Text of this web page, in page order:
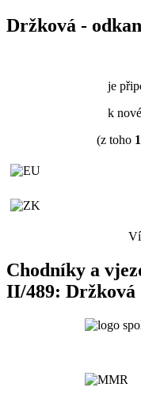
Držková -
je
k
(z toho
Chodníky a
II/489: Držková